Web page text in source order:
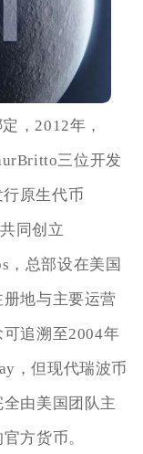
，2012年，
三位开发
原生代币
同创立
，总部设在美国
地与主要运营
追溯至2004年
，但现代瑞波币
由美国团队主
方货币。